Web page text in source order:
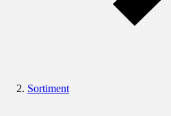
Sortiment